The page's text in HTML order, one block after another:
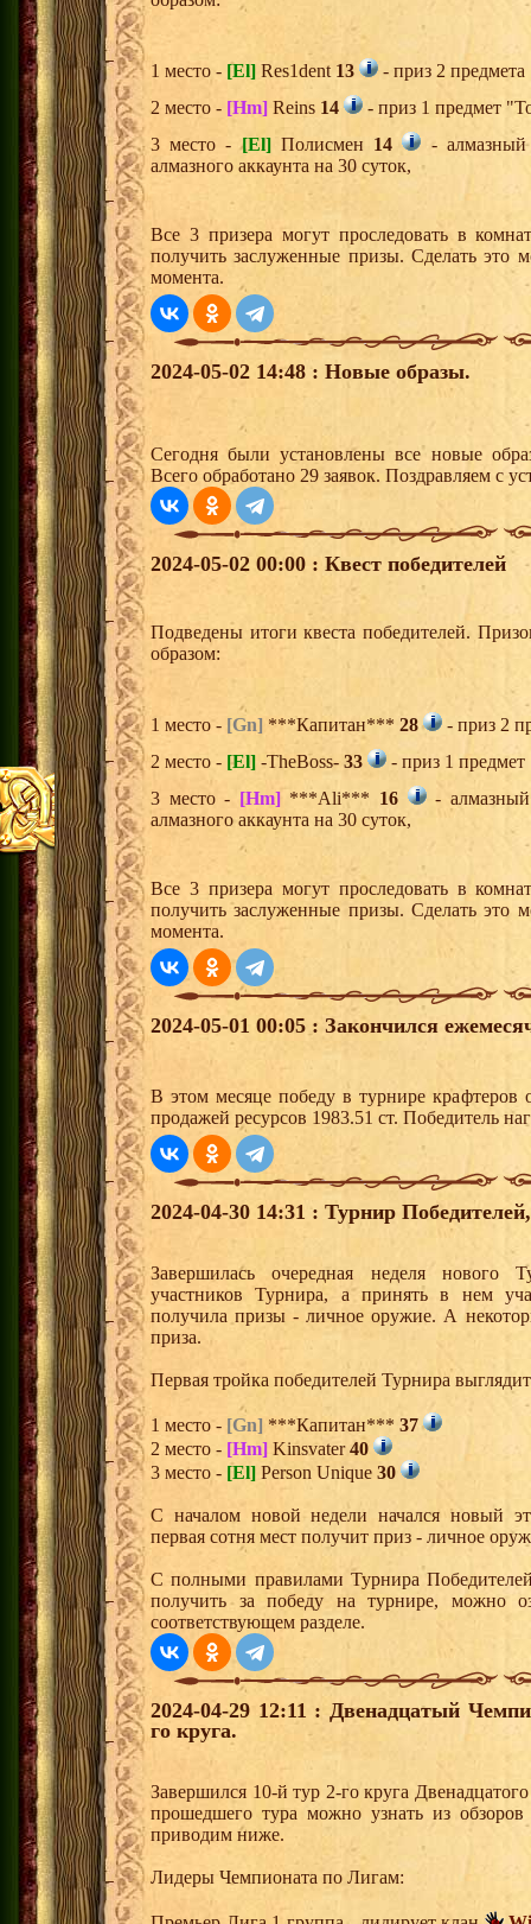
1 место - [El] Res1dent 13
- приз 2
2 место - [Hm] Reins 14
- приз 1 предмет
3 место -[El]Полисмен 14
-
алмазного аккаунта на 30 суток,
Все 3 призера могут проследовать в
получить заслуженные призы. Сделать это
момента.
2024-05-02 14:48 : Новые образы.
Сегодня были установлены все новые
Всего обработано 29 заявок. Поздравляем с
2024-05-02 00:00 : Квест победителей
Подведены итоги квеста победителей.
образом:
1 место - [Gn] ***Капитан*** 28
- приз 2
2 место - [El] -TheBoss- 33
- приз 1
3 место - [Hm]***Ali*** 16
- алмазный
алмазного аккаунта на 30 суток,
Все 3 призера могут проследовать в
получить заслуженные призы. Сделать это
момента.
2024-05-01 00:05 : Закончился
В этом месяце победу в турнире крафтеров
продажей ресурсов 1983.51 ст. Победитель
2024-04-30 14:31 : Турнир
Завершилась очередная неделя нового
участников Турнира, а принять в нем
получила призы - личное оружие. А
приза.
Первая тройка победителей Турнира
1 место - [Gn] ***Капитан*** 37
2 место - [Hm] Kinsvater40
3 место - [El] Person Unique 30
С началом новой недели начался новый
первая сотня мест получит приз - личное
С полными правилами Турнира
получить за победу на турнире, можно
соответствующем разделе.
2024-04-29 12:11 : Двенадцатый
го круга.
Завершился 10-й тур 2-го круга
прошедшего тура можно узнать из
приводим ниже.
Лидеры Чемпионата по Лигам: